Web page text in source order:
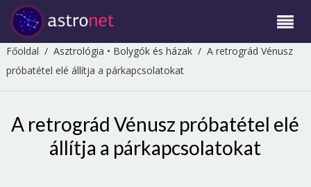
Főoldal / Asztrológia • Bolygók és házak/ A retrográd Vénusz
próbatétel elé állítja a párkapcsolatokat
A retrográd Vénusz próbatétel elé
állítja a párkapcsolatokat